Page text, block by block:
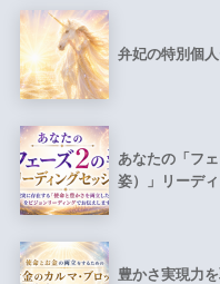
弁妃の特別個
あなたの「フ
姿）」リーデ
豊かさ実現力